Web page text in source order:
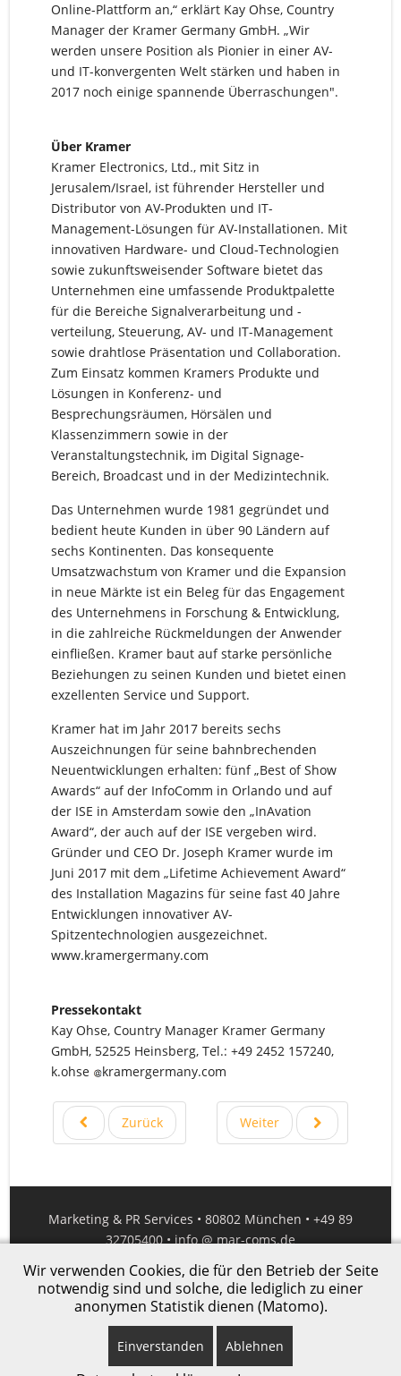
Online-Plattform an,“ erklärt Kay Ohse, Country
Manager der Kramer Germany GmbH. „Wir
werden unsere Position als Pionier in einer AV-
und IT-konvergenten Welt stärken und haben in
2017 noch einige spannende Überraschungen".
Über Kramer
Kramer Electronics, Ltd., mit Sitz in
Jerusalem/Israel, ist führender Hersteller und
Distributor von AV-Produkten und IT-
Management-Lösungen für AV-Installationen. Mit
innovativen Hardware- und Cloud-Technologien
sowie zukunftsweisender Software bietet das
Unternehmen eine umfassende Produktpalette
für die Bereiche Signalverarbeitung und -
verteilung, Steuerung, AV- und IT-Management
sowie drahtlose Präsentation und Collaboration.
Zum Einsatz kommen Kramers Produkte und
Lösungen in Konferenz- und
Besprechungsräumen, Hörsälen und
Klassenzimmern sowie in der
Veranstaltungstechnik, im Digital Signage-
Bereich, Broadcast und in der Medizintechnik.
Das Unternehmen wurde 1981 gegründet und
bedient heute Kunden in über 90 Ländern auf
sechs Kontinenten. Das konsequente
Umsatzwachstum von Kramer und die Expansion
in neue Märkte ist ein Beleg für das Engagement
des Unternehmens in Forschung & Entwicklung,
in die zahlreiche Rückmeldungen der Anwender
einfließen. Kramer baut auf starke persönliche
Beziehungen zu seinen Kunden und bietet einen
exzellenten Service und Support.
Kramer hat im Jahr 2017 bereits sechs
Auszeichnungen für seine bahnbrechenden
Neuentwicklungen erhalten: fünf „Best of Show
Awards“ auf der InfoComm in Orlando und auf
der ISE in Amsterdam sowie den „InAvation
Award“, der auch auf der ISE vergeben wird.
Gründer und CEO Dr. Joseph Kramer wurde im
Juni 2017 mit dem „Lifetime Achievement Award“
des Installation Magazins für seine fast 40 Jahre
Entwicklungen innovativer AV-
Spitzentechnologien ausgezeichnet.
www.kramergermany.com
Pressekontakt
Kay Ohse, Country Manager Kramer Germany
GmbH, 52525 Heinsberg, Tel.: +49 2452 157240,
k.ohse
kramergermany.com
Zurück Weiter
Marketing & PR Services • 80802 München • +49 89
32705400 •info @ mar-coms.de
Impressum |Datenschutz
© 2021 MarComs
Wir verwenden Cookies, die für den Betrieb der Seite
notwendig sind und solche, die lediglich zu einer
anonymen Statistik dienen (Matomo).
Einverstanden Ablehnen